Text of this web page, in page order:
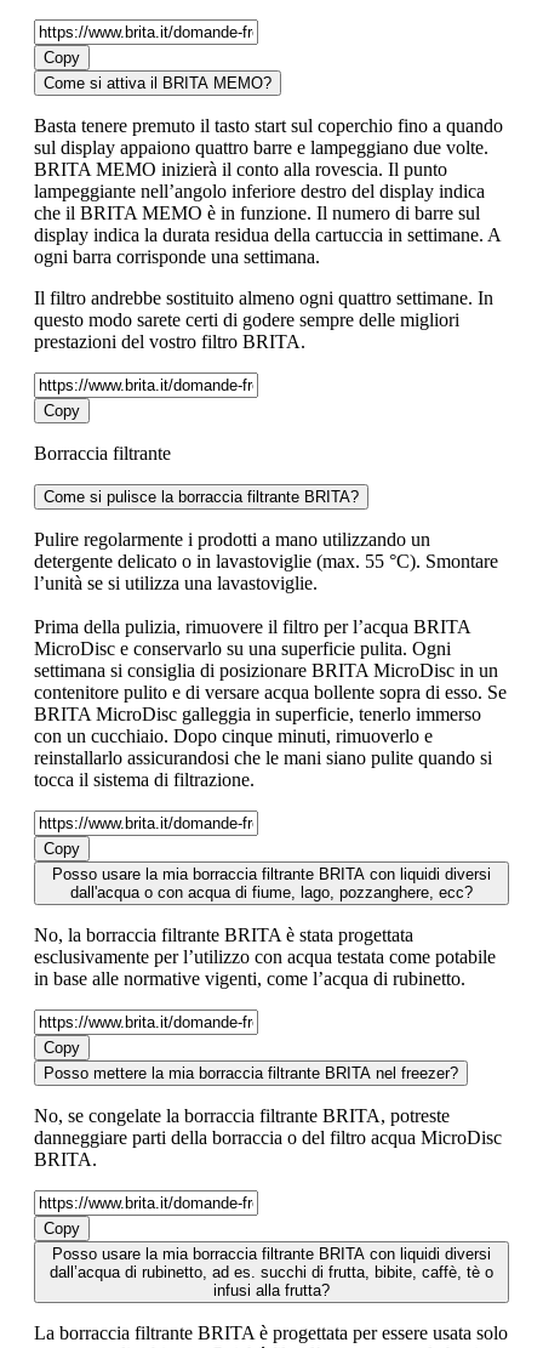
Copy
Come si attiva il BRITA MEMO?
Basta tenere premuto il tasto start sul coperchio fino a quando
sul display appaiono quattro barre e lampeggiano due volte.
BRITA MEMO inizierà il conto alla rovescia. Il punto
lampeggiante nell’angolo inferiore destro del display indica
che il BRITA MEMO è in funzione. Il numero di barre sul
display indica la durata residua della cartuccia in settimane. A
ogni barra corrisponde una settimana.
Il filtro andrebbe sostituito almeno ogni quattro settimane. In
questo modo sarete certi di godere sempre delle migliori
prestazioni del vostro filtro BRITA.
Copy
Borraccia filtrante
Come si pulisce la borraccia filtrante BRITA?
Pulire regolarmente i prodotti a mano utilizzando un
detergente delicato o in lavastoviglie (max. 55 °C). Smontare
l’unità se si utilizza una lavastoviglie.
Prima della pulizia, rimuovere il filtro per l’acqua BRITA
MicroDisc e conservarlo su una superficie pulita. Ogni
settimana si consiglia di posizionare BRITA MicroDisc in un
contenitore pulito e di versare acqua bollente sopra di esso. Se
BRITA MicroDisc galleggia in superficie, tenerlo immerso
con un cucchiaio. Dopo cinque minuti, rimuoverlo e
reinstallarlo assicurandosi che le mani siano pulite quando si
tocca il sistema di filtrazione.
Copy
Posso usare la mia borraccia filtrante BRITA con liquidi diversi
dall'acqua o con acqua di fiume, lago, pozzanghere, ecc?
No, ​la borraccia filtrante BRITA è stata progettata
esclusivamente per l’utilizzo con acqua testata come potabile
in base alle normative vigenti, come l’acqua di rubinetto.
Copy
Posso mettere la mia borraccia filtrante BRITA nel freezer?
No, se congelate la borraccia filtrante BRITA, potreste
danneggiare parti della borraccia o del filtro acqua MicroDisc
BRITA.
Copy
Posso usare la mia borraccia filtrante BRITA con liquidi diversi
dall’acqua di rubinetto, ad es. succhi di frutta, bibite, caffè, tè o
infusi alla frutta?
La borraccia filtrante BRITA è progettata per essere usata solo